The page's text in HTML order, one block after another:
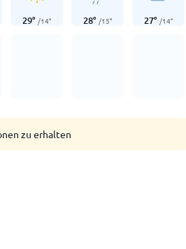
29° /14° 28° /15° 27° /14°
zu erhalten